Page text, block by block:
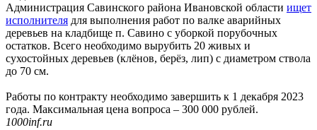
Администрация Савинского района Ивановской области ищет
исполнителя для выполнения работ по валке аварийных
деревьев на кладбище п. Савино с уборкой порубочных
остатков. Всего необходимо вырубить 20 живых и
сухостойных деревьев (клёнов, берёз, лип) с диаметром ствола
до 70 см.
Работы по контракту необходимо завершить к 1 декабря 2023
года. Максимальная цена вопроса – 300 000 рублей.
1000inf.ru